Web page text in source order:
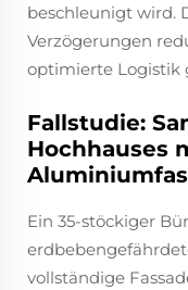
beschleunigt wird.
Verzögerungen
optimierte Logistik
Fallstudie:
Hochhauses
Ein 35-stöckiger
vollständige